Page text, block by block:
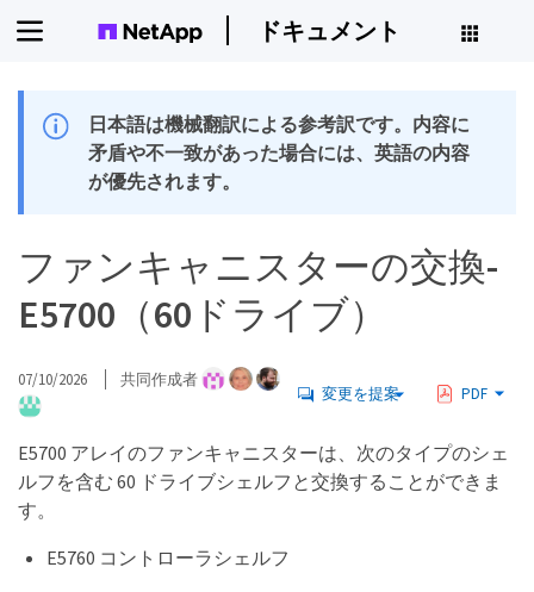
ドキュメント
日本語は機械翻訳による参考訳です。内容に
矛盾や不一致があった場合には、英語の内容
が優先されます。
ファンキャニスターの交換-
E5700（60ドライブ）
07/10/2026 共同作成者
変更を提案 PDF
E5700 アレイのファンキャニスターは、次のタイプのシェ
ルフを含む 60 ドライブシェルフと交換することができま
す。
E5760 コントローラシェルフ